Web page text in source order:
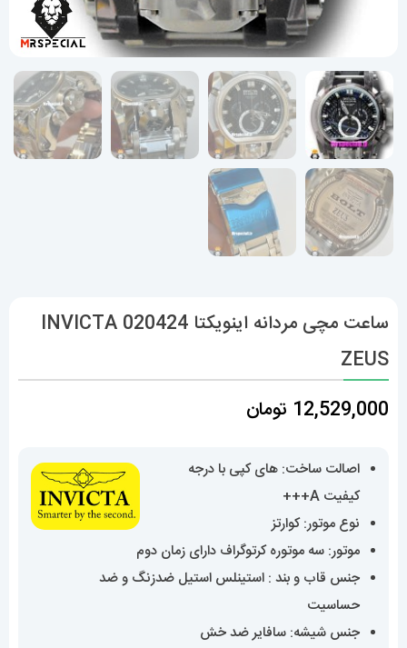
ساعت مچی مردانه اینویکتا 020424 INVICTA
ZEUS
12,529,000 تومان
اصالت ساخت: های کپی با درجه
کیفیت A+++
نوع موتور: کوارتز
موتور: سه موتوره کرتوگراف دارای زمان دوم
جنس قاب و بند : استینلس استیل ضدزنگ و ضد
حساسیت
جنس شیشه: سافایر ضد خش